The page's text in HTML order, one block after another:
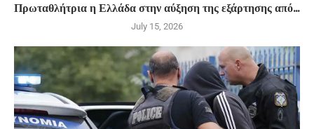
Πρωταθλήτρια η Ελλάδα στην αύξηση της εξάρτησης από...
July 15, 2026